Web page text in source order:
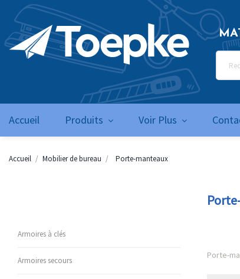
Accueil Produits Voir Plus
Accueil Mobilier de bureau Porte-manteaux
Armoires à clés
Armoires secours
Porte-